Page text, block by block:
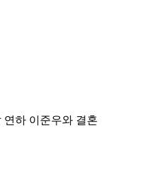
연하 이준우와 결혼